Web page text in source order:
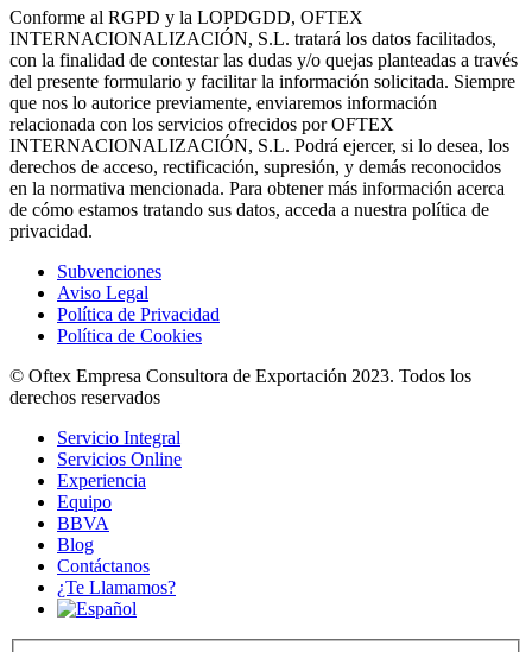
Conforme al RGPD y la LOPDGDD, OFTEX
INTERNACIONALIZACIÓN, S.L. tratará los datos facilitados,
con la finalidad de contestar las dudas y/o quejas planteadas a través
del presente formulario y facilitar la información solicitada. Siempre
que nos lo autorice previamente, enviaremos información
relacionada con los servicios ofrecidos por OFTEX
INTERNACIONALIZACIÓN, S.L. Podrá ejercer, si lo desea, los
derechos de acceso, rectificación, supresión, y demás reconocidos
en la normativa mencionada. Para obtener más información acerca
de cómo estamos tratando sus datos, acceda a nuestra política de
privacidad.
Subvenciones
Aviso Legal
Política de Privacidad
Política de Cookies
© Oftex Empresa Consultora de Exportación 2023. Todos los
derechos reservados
Servicio Integral
Servicios Online
Experiencia
Equipo
BBVA
Blog
Contáctanos
¿Te Llamamos?